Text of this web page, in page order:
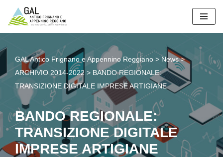
Vai
contenuto
GAL Antico Frignano e Appennino Reggiano > News>
ARCHIVIO 2014-2022 > BANDO REGIONALE:
TRANSIZIONE DIGITALE IMPRESE ARTIGIANE
BANDO REGIONALE:
TRANSIZIONE DIGITALE
IMPRESE ARTIGIANE